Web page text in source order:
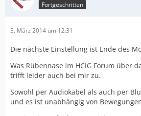
Fortgeschritten
3. März 2014 um 12:31
Die nächste Einstellung ist Ende des
Was Rübennase im HCIG Forum über
trifft leider auch bei mir zu.
Sowohl per Audiokabel als auch per
und es ist unabhängig von